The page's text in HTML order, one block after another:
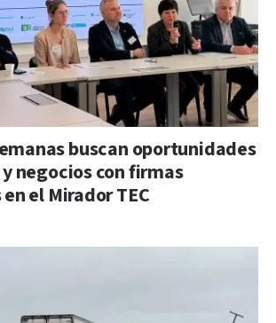
buscan oportunidades
negocios con firmas
el Mirador TEC